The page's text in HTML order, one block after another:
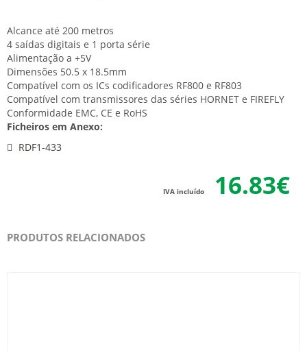
Alcance até 200 metros
4 saídas digitais e 1 porta série
Alimentação a +5V
Dimensões 50.5 x 18.5mm
Compatível com os ICs codificadores RF800 e RF803
Compatível com transmissores das séries HORNET e FIREFLY
Conformidade EMC, CE e RoHS
Ficheiros em Anexo:
RDF1-433
16.83€
IVA incluído
PRODUTOS RELACIONADOS